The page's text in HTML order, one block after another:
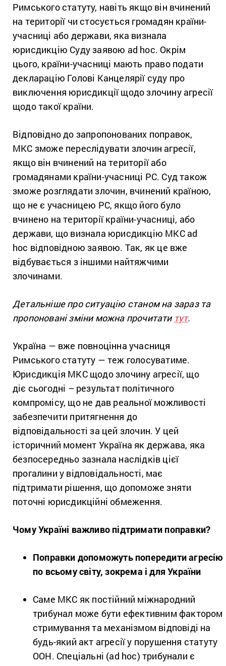
Римського статуту, навіть якщо він вчинений
на території чи стосується громадян країни-
учасниці або держави, яка визнала
юрисдикцію Суду заявою ad hoc. Окрім
цього, країни-учасниці мають право подати
декларацію Голові Канцелярії суду про
виключення юрисдикції щодо злочину агресії
щодо такої країни.
Відповідно до запропонованих поправок,
МКС зможе переслідувати злочин агресії,
якщо він вчинений на території або
громадянами країни-учасниці РС. Суд також
зможе розглядати злочин, вчинений країною,
що не є учасницею РС, якщо його було
вчинено на території країни-учасниці, або
держави, що визнала юрисдикцію МКС ad
hoc відповідною заявою. Так, як це вже
відбувається з іншими найтяжчими
злочинами.
Детальніше про ситуацію станом на зараз та
пропоновані зміни можна прочитати тут.
Україна — вже повноцінна учасниця
Римського статуту — теж голосуватиме.
Юрисдикція МКС щодо злочину агресії, що
діє сьогодні – результат політичного
компромісу, що не дав реальної можливості
забезпечити притягнення до
відповідальності за цей злочин. У цей
історичний момент Україна як держава, яка
безпосередньо зазнала наслідків цієї
прогалини у відповідальності, має
підтримати рішення, що допоможе зняти
поточні юрисдикційні обмеження.
Чому Україні важливо підтримати поправки?
Поправки допоможуть попередити агресію
по всьому світу, зокрема і для України
Саме МКС як постійний міжнародний
трибунал може бути ефективним фактором
стримування та механізмом відповіді на
будь-який акт агресії у порушення статуту
ООН. Спеціальні (ad hoc) трибунали є